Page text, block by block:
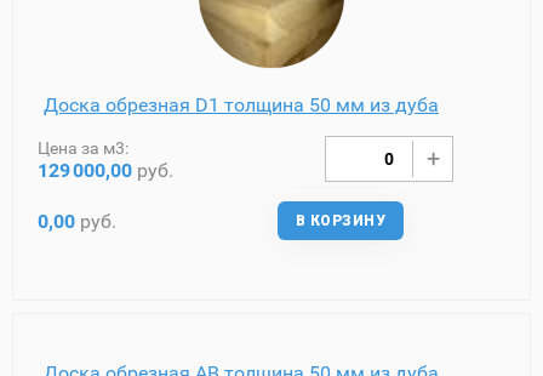
Доска обрезная D1 толщина 50 мм из дуба
Цена за м3:
129000,00 руб.
0,00 руб. В КОРЗИНУ